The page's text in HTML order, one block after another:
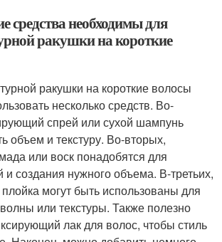
средства необходимы для
ракушки на короткие
ракушки на короткие волосы
несколько средств. Во-
спрей или сухой шампунь
объем и текстуру. Во-вторых,
или воск понадобятся для
создания нужного объема. В-третьих,
могут быть использованы для
или текстуры. Также полезно
лак для волос, чтобы стиль